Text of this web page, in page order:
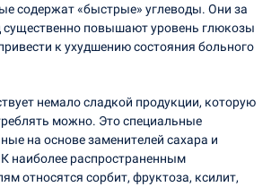
содержат «быстрые» углеводы. Они за
существенно повышают уровень глюкозы
к ухудшению состояния больного
немало сладкой продукции, которую
можно. Это специальные
на основе заменителей сахара и
К наиболее распространенным
относятся сорбит, фруктоза, ксилит,